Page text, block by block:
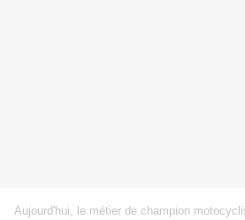
Aujourd'hui, le métier de champion